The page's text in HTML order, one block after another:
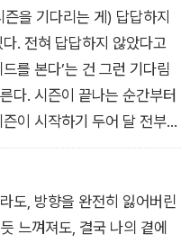
하나의 퍼즐 조각이며, 이
열쇠가 되어줄 것이다. 그가
면 자기 삶을 사랑한다는 의
로를 포기하지 말아야 하는
엿볼 수 있다.
을 기다리는 게) 답답하지
. 전혀 답답하지 않았다고
를 본다’는 건 그런 기다림
다. 시즌이 끝나는 순간부터
이 시작하기 두어 달 전부터
어린 왕자』 여우의 마음인
수록 그런 설렘을 자주 느낄
은 언제나 이득이었다.
도, 방향을 완전히 잃어버린
느껴져도, 결국 나의 곁에